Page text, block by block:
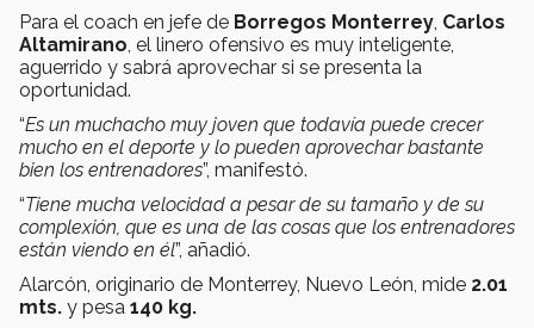
Para el coach en jefe de Borregos Monterrey Carlos
Altamirano , el linero ofensivo es muy inteligente,
aguerrido y sabrá aprovechar si se presenta la
oportunidad.
“Es un muchacho muy joven que todavía puede crecer
mucho en el deporte y lo pueden aprovechar bastante
bien los entrenadores”, manifestó.
“Tiene mucha velocidad a pesar de su tamaño y de su
complexión, que es una de las cosas que los entrenadores
están viendo en él”, añadió.
Alarcón, originario de Monterrey, Nuevo León, mide 2.01
mts. y pesa 140 kg.